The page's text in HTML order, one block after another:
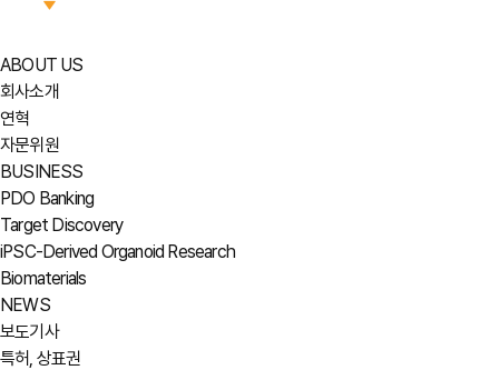
ABOUT US
회사소개
연혁
자문위원
BUSINESS
PDO Banking
Target Discovery
iPSC-Derived Organoid Research
Biomaterials
NEWS
보도기사
특허, 상표권